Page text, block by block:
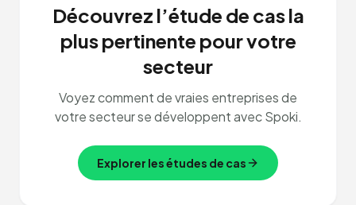
Découvrez l’étude de cas la
plus pertinente pour votre
secteur
Voyez comment de vraies entreprises de
votre secteur se développent avec Spoki.
Explorer les études de cas